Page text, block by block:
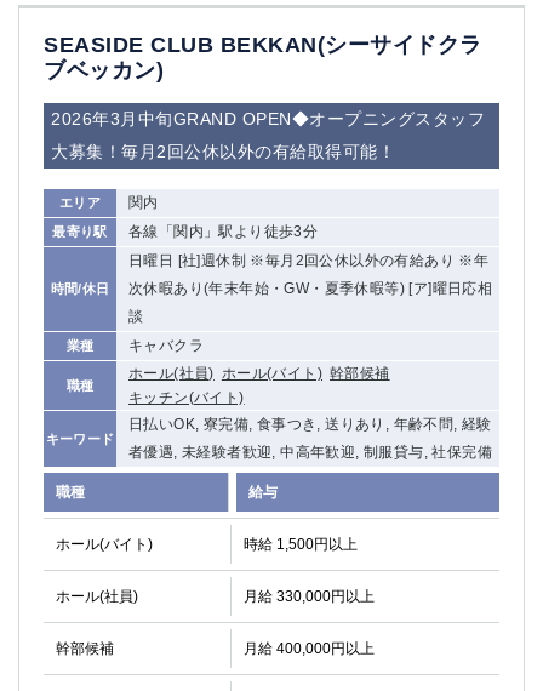
SEASIDE CLUB BEKKAN(シーサイドクラ
ブベッカン)
2026年3月中旬GRAND OPEN◆オープニングスタッフ
大募集！毎月2回公休以外の有給取得可能！
エリア 関内
最寄り駅 各線「関内」駅より徒歩3分
時間/休日
日曜日 [社]週休制 ※毎月2回公休以外の有給あり ※年
次休暇あり(年末年始・GW・夏季休暇等) [ア]曜日応相
談
業種 キャバクラ
職種
ホール(社員) ホール(バイト) 幹部候補
キッチン(バイト)
キーワード
日払いOK, 寮完備, 食事つき, 送りあり, 年齢不問, 経験
者優遇, 未経験者歓迎, 中高年歓迎, 制服貸与, 社保完備
職種 給与
ホール(バイト) 時給 1,500円以上
ホール(社員) 月給 330,000円以上
幹部候補 月給 400,000円以上
志木
川越
草加
南浦和
所沢
獨協大学前＜草加松原＞ 北浦和（西口）
蕨
千葉県
津田沼
成田
千葉
西船橋
柏（西口）
柏（東口）
松戸
八千代台
本八幡
浦安
栃木県
東武宇都宮（宇都宮西口）